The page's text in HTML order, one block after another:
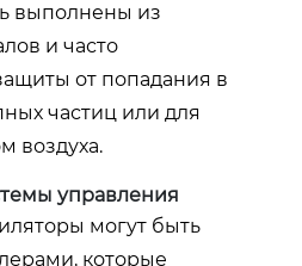
выполнены из
и часто
от попадания в
частиц или для
воздуха.
управления
могут быть
которые